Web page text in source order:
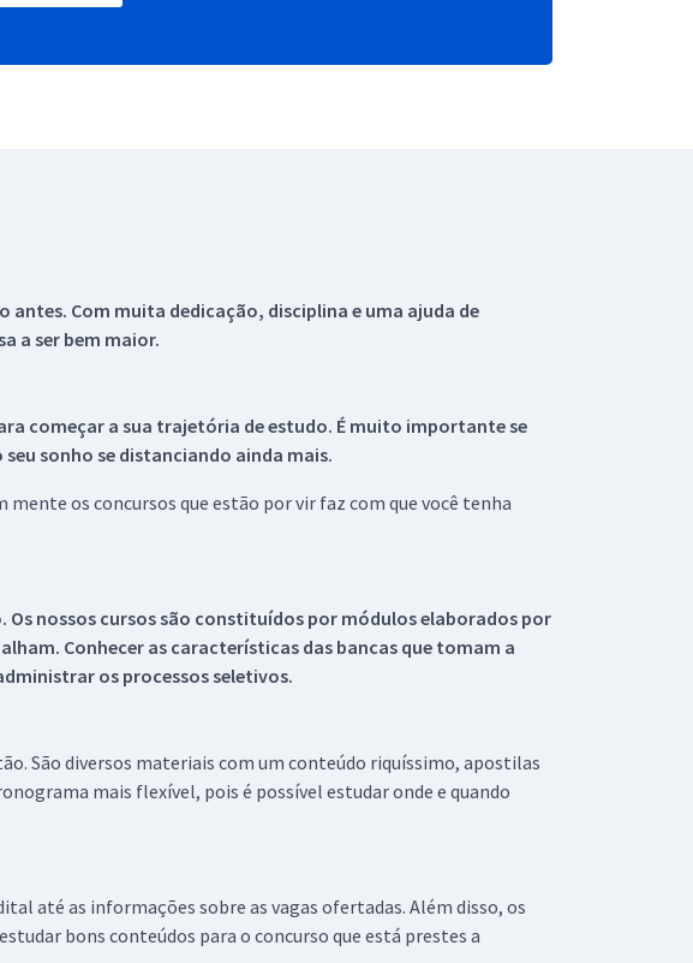
Com muita dedicação, disciplina e uma ajuda de
a ser bem maior.
começar a sua trajetória de estudo. É muito importante se
sonho se distanciando ainda mais.
os concursos que estão por vir faz com que você tenha
Os nossos cursos são constituídos por módulos elaborados por
Conhecer as características das bancas que tomam a
os processos seletivos.
São diversos materiais com um conteúdo riquíssimo, apostilas
mais flexível, pois é possível estudar onde e quando
até as informações sobre as vagas ofertadas. Além disso, os
bons conteúdos para o concurso que está prestes a